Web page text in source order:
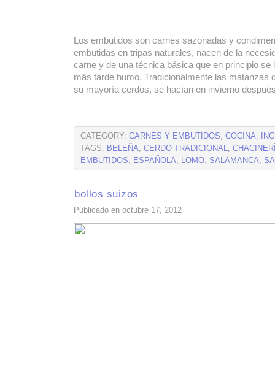
Los embutidos son carnes sazonadas y
embutidas en tripas naturales, nacen de la
carne y de una técnica básica que en principio se
más tarde humo. Tradicionalmente las matanzas
su mayoría cerdos, se hacían en invierno
CATEGORY: CARNES Y EMBUTIDOS, COCINA,
TAGS: BELEÑA, CERDO TRADICIONAL,
EMBUTIDOS, ESPAÑOLA, LOMO, SALAMANCA,
bollos suizos
Publicado en octubre 17, 2012